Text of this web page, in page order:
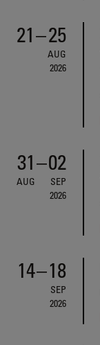
21–25
AUG
2026
31
AUG
–02
SEP
2026
14–18
SEP
2026